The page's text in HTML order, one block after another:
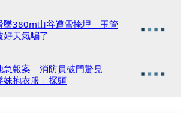
墜380m山谷遭雪掩埋 玉管
好天氣騙了
急報案 消防員破門驚見
妹抱衣服」探頭